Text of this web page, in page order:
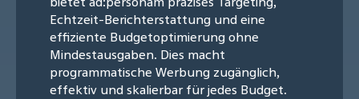
Echtzeit-Berichterstattung und eine
effiziente Budgetoptimierung ohne
Mindestausgaben. Dies macht
programmatische Werbung zugänglich,
effektiv und skalierbar für jedes Budget.